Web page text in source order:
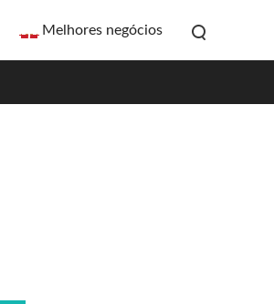
Melhores negócios